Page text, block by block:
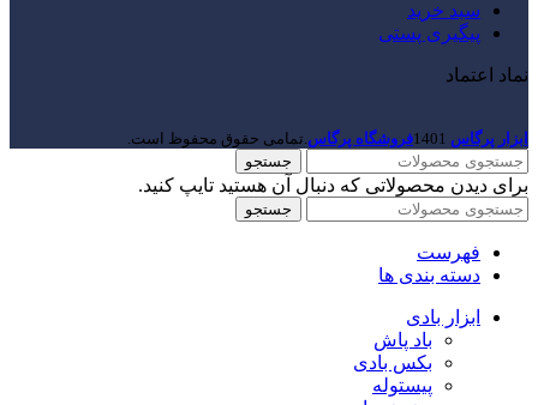
سبد خرید
پیگیری پستی
نماد اعتماد
ابزار پرگاس 1401فروشگاه پرگاس.تمامی حقوق محفوظ است.
جستجو
برای دیدن محصولاتی که دنبال آن هستید تایپ کنید.
جستجو
فهرست
دسته بندی ها
ابزار بادی
باد پاش
بکس بادی
پیستوله